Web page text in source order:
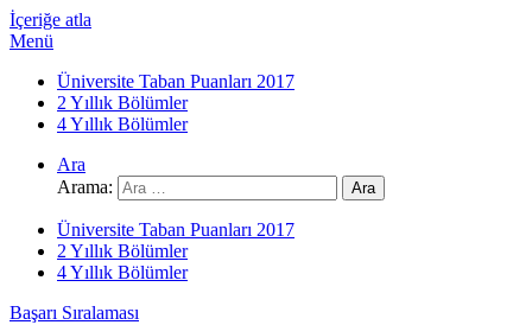
İçeriğe atla
Menü
Üniversite Taban Puanları 2017
2 Yıllık Bölümler
4 Yıllık Bölümler
Ara
Arama:
Üniversite Taban Puanları 2017
2 Yıllık Bölümler
4 Yıllık Bölümler
Başarı Sıralaması